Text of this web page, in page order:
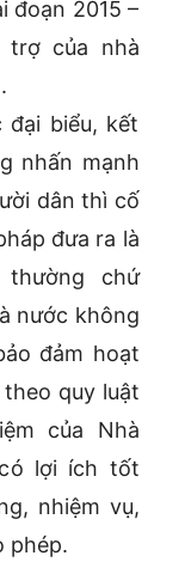
đoạn 2015 –
trợ của nhà
đại biểu, kết
nhấn mạnh
dân thì cố
đưa ra là
chứ
nước không
đảm hoạt
quy luật
của Nhà
lợi ích tốt
nhiệm vụ,
phép.